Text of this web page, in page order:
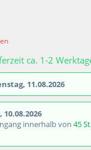
ca. 1-2
11.08.2026
innerhalb von45